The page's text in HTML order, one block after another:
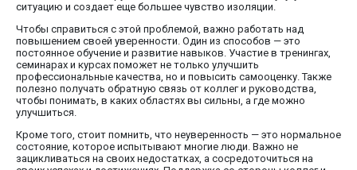
ситуацию и создает еще большее чувство изоляции.
Чтобы справиться с этой проблемой, важно работать над
повышением своей уверенности. Один из способов — это
постоянное обучение и развитие навыков. Участие в тренингах,
семинарах и курсах поможет не только улучшить
профессиональные качества, но и повысить самооценку. Также
полезно получать обратную связь от коллег и руководства,
чтобы понимать, в каких областях вы сильны, а где можно
улучшиться.
Кроме того, стоит помнить, что неуверенность — это нормальное
состояние, которое испытывают многие люди. Важно не
зацикливаться на своих недостатках, а сосредоточиться на